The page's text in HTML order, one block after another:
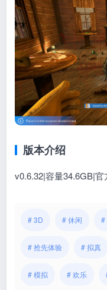
版本介绍
v0.6.32|容量34.6GB|
# 3D # 休闲 #
# 抢先体验 # 拟真
# 模拟 # 欢乐